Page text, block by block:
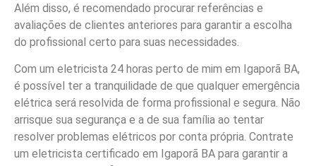
Além disso, é recomendado procurar referências e
avaliações de clientes anteriores para garantir a escolha
do profissional certo para suas necessidades.
Com um eletricista 24 horas perto de mim em Igaporã BA,
é possível ter a tranquilidade de que qualquer emergência
elétrica será resolvida de forma profissional e segura. Não
arrisque sua segurança e a de sua família ao tentar
resolver problemas elétricos por conta própria. Contrate
um eletricista certificado em Igaporã BA para garantir a